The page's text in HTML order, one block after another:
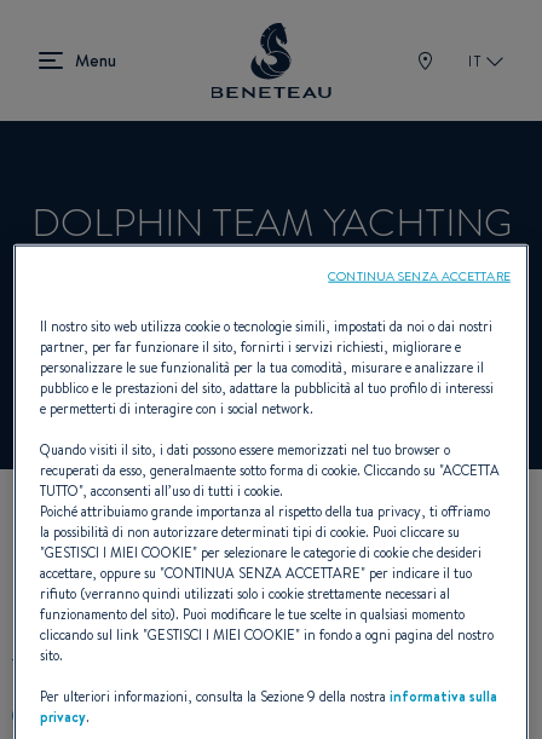
IT
DOLPHIN TEAM YACHTING
Rivenditori Vela, Entrobordo, Fuoribordo,
First per BENETEAU
I NOSTRI DETTAGLI DI
CONTATTO
+9619225826
Il nostro sito web utilizza cookie o tecnologie simili, impostati da noi o dai nostri
partner, per far funzionare il sito, fornirti i servizi richiesti, migliorare e
personalizzare le sue funzionalità per la tua comodità, misurare e analizzare il
pubblico e le prestazioni del sito, adattare la pubblicità al tuo profilo di interessi
e permetterti di interagire con i social network.
Quando visiti il sito, i dati possono essere memorizzati nel tuo browser o
recuperati da esso, generalmaente sotto forma di cookie. Cliccando su "ACCETTA
TUTTO", acconsenti all’uso di tutti i cookie.
Poiché attribuiamo grande importanza al rispetto della tua privacy, ti offriamo
la possibilità di non autorizzare determinati tipi di cookie. Puoi cliccare su
"GESTISCI I MIEI COOKIE" per selezionare le categorie di cookie che desideri
accettare, oppure su "CONTINUA SENZA ACCETTARE" per indicare il tuo
rifiuto (verranno quindi utilizzati solo i cookie strettamente necessari al
funzionamento del sito). Puoi modificare le tue scelte in qualsiasi momento
cliccando sul link "GESTISCI I MIEI COOKIE" in fondo a ogni pagina del nostro
sito.
Per ulteriori informazioni, consulta la Sezione 9 della nostrainformativa sulla
privacy.
CONTINUA SENZA ACCETTARE